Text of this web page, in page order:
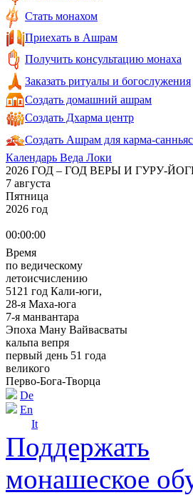
Стать монахом
Приехать в Ашрам
Получить консультацию монаха
Заказать ритуалы и богослужения
Создать домашний ашрам
Создать Дхарма центр
Создать Ашрам для карма-
Календарь Веда Локи
2026 ГОД – ГОД ВЕРЫ И ГУРУ-
7 августа
Пятница
2026 год
00:00:00
Время
по ведическому
летоисчислению
5121 год Кали-юги,
28-я Маха-юга
7-я манвантара
Эпоха Ману Вайвасваты
кальпа вепря
первый день 51 года
великого
Перво-Бога-Творца
De
En
It
Поддержать
монашеское